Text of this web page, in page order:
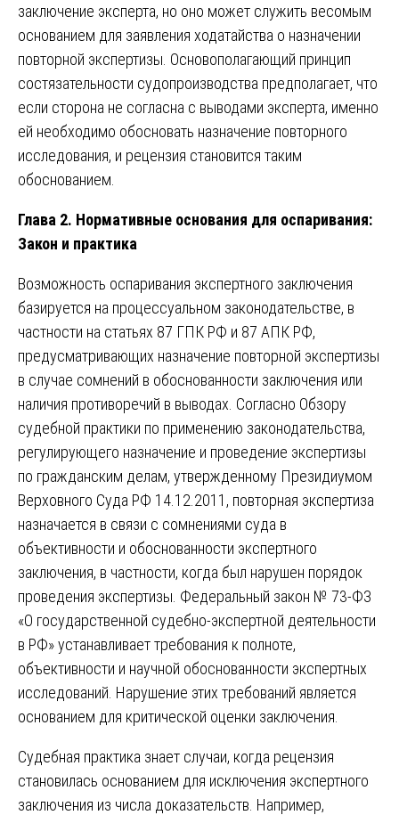
заключение эксперта, но оно может служить весомым
основанием для заявления ходатайства о назначении
повторной экспертизы. Основополагающий принцип
состязательности судопроизводства предполагает, что
если сторона не согласна с выводами эксперта, именно
ей необходимо обосновать назначение повторного
исследования, и рецензия становится таким
обоснованием.
Глава 2. Нормативные основания для оспаривания:
Закон и практика
Возможность оспаривания экспертного заключения
базируется на процессуальном законодательстве, в
частности на статьях 87 ГПК РФ и 87 АПК РФ,
предусматривающих назначение повторной экспертизы
в случае сомнений в обоснованности заключения или
наличия противоречий в выводах. Согласно Обзору
судебной практики по применению законодательства,
регулирующего назначение и проведение экспертизы
по гражданским делам, утвержденному Президиумом
Верховного Суда РФ 14.12.2011, повторная экспертиза
назначается в связи с сомнениями суда в
объективности и обоснованности экспертного
заключения, в частности, когда был нарушен порядок
проведения экспертизы. Федеральный закон № 73-ФЗ
«О государственной судебно-экспертной деятельности
в РФ» устанавливает требования к полноте,
объективности и научной обоснованности экспертных
исследований. Нарушение этих требований является
основанием для критической оценки заключения.
Судебная практика знает случаи, когда рецензия
становилась основанием для исключения экспертного
заключения из числа доказательств. Например,